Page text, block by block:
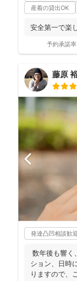
産着の貸出OK
安全第一で楽
予約承諾率
藤原
発達凸凹相談歓
数年後も響
ション、日時
りますので、